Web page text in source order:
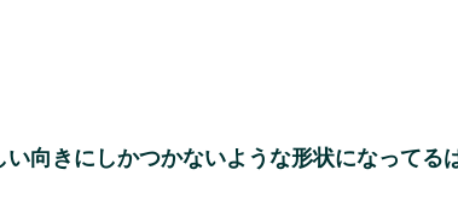
向きにしかつかないような形状になってる